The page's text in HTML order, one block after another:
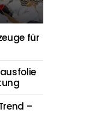
für
–